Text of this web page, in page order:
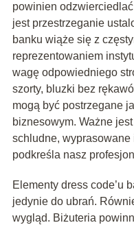
powinien
jest przestrzeganie
banku wiąże się z
reprezentowaniem
wagę odpowiedniego
szorty, bluzki bez
mogą być postrzegane
biznesowym. Ważne
schludne,
podkreśla nasz
Elementy dress code’u
jedynie do ubrań.
wygląd. Biżuteria